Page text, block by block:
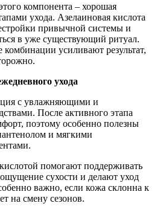
компонента – хорошая
ухода. Азелаиновая кислота
привычной системы и
в уже существующий ритуал.
усиливают результат,
ухода
с увлажняющими и
После активного этапа
поэтому особенно полезны
и мягкими
помогают поддерживать
сухости и делают уход
важно, если кожа склонна к
на смену сезонов.